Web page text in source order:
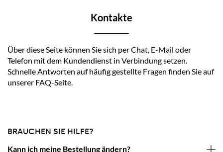
Kontakte
Partnerprogramm von GIGLIO.COM
Community store
Über diese Seite können Sie sich per Chat, E-Mail oder
Telefon mit dem Kundendienst in Verbindung setzen.
Schnelle Antworten auf häufig gestellte Fragen finden Sie auf
unserer FAQ-Seite.
BRAUCHEN SIE HILFE?
Kann ich meine Bestellung ändern?